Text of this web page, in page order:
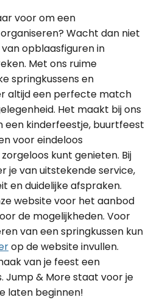
voor om een
Wacht dan niet
opblaasfiguren in
Met ons ruime
springkussens en
altijd een perfecte match
Het maakt bij ons
een kinderfeestje, buurtfeest
voor eindeloos
kunt genieten. Bij
je van uitstekende service,
en duidelijke afspraken.
website voor het aanbod
de mogelijkheden. Voor
van een springkussen kun
op de website invullen.
van je feest een
Jump & More staat voor je
laten beginnen!